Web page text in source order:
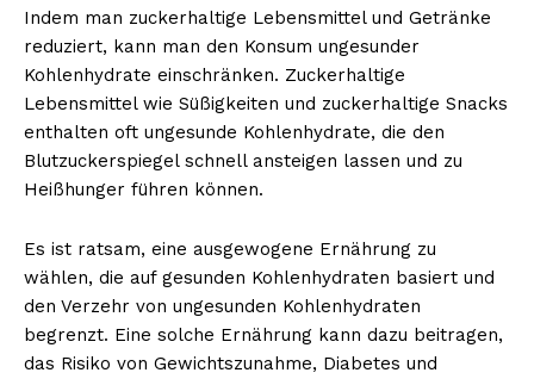
Indem man zuckerhaltige Lebensmittel und Getränke
reduziert, kann man den Konsum ungesunder
Kohlenhydrate einschränken. Zuckerhaltige
Lebensmittel wie Süßigkeiten und zuckerhaltige Snacks
enthalten oft ungesunde Kohlenhydrate, die den
Blutzuckerspiegel schnell ansteigen lassen und zu
Heißhunger führen können.
Es ist ratsam, eine ausgewogene Ernährung zu
wählen, die auf gesunden Kohlenhydraten basiert und
den Verzehr von ungesunden Kohlenhydraten
begrenzt. Eine solche Ernährung kann dazu beitragen,
das Risiko von Gewichtszunahme, Diabetes und